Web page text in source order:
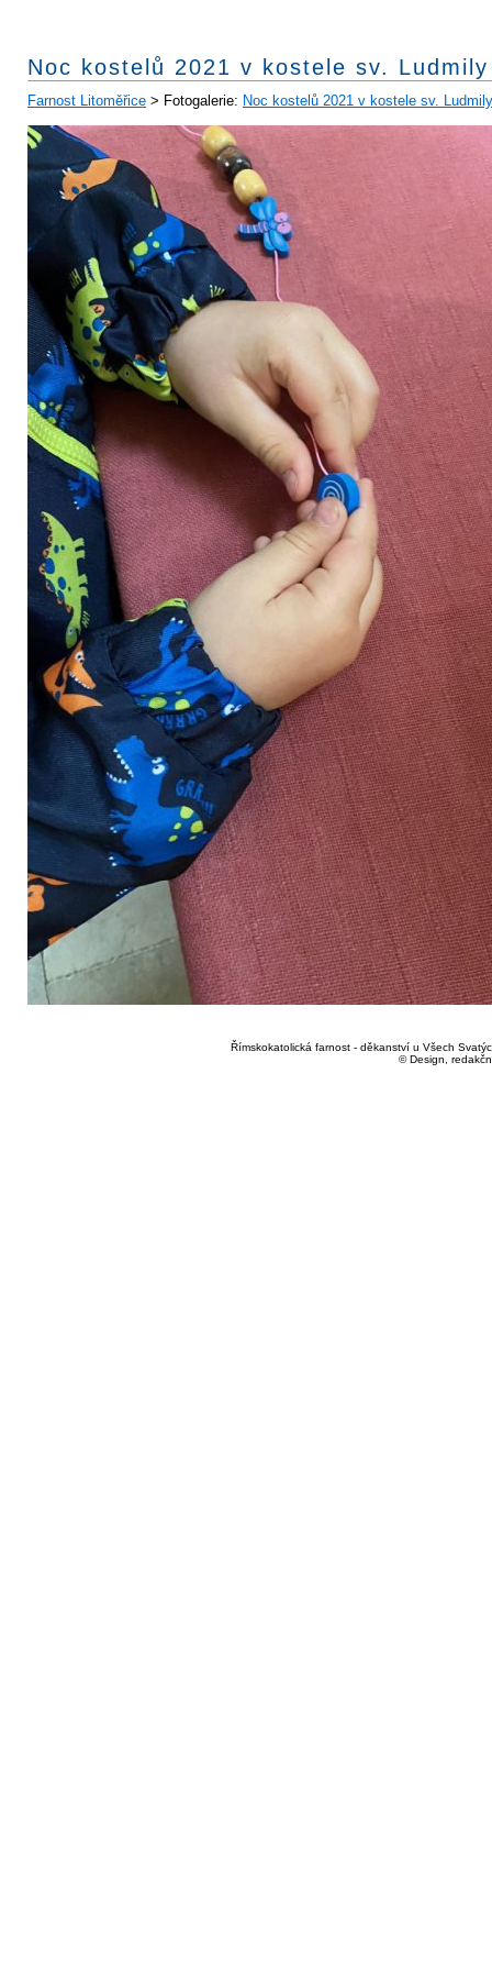
Noc kostelů 2021 v kostele sv. Ludmily
Farnost Litoměřice > Fotogalerie: Noc kostelů 2021 v kostele sv. Ludmily
Římskokatolická farnost - děkanství u Všech
© Design,